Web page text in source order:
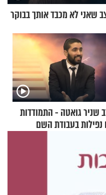
שאני לא מכבד אותך בבוקר
שניר גואטה - התמודדות
בעבודת השם